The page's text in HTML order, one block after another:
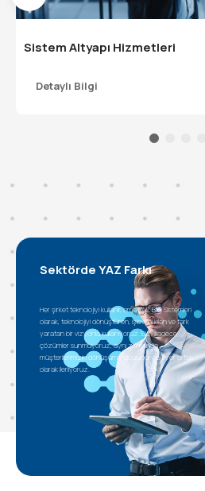
Sistem Altyapı Hizmetleri
Detaylı Bilgi
Sektörde YAZ Farkı
Her şirket teknolojiyi kullanır, ama YAZ Bilgi Sistemleri
olarak, teknolojiyi dönüştüren, işlevsel kılan ve fark
yaratan bir vizyonla kullanıyoruz. Biz, sadece
çözümler sunmuyoruz, aynı zamanda
müşterilerimizin dönüşüm yolculuğunda birer ortak
olarak ilerliyoruz.